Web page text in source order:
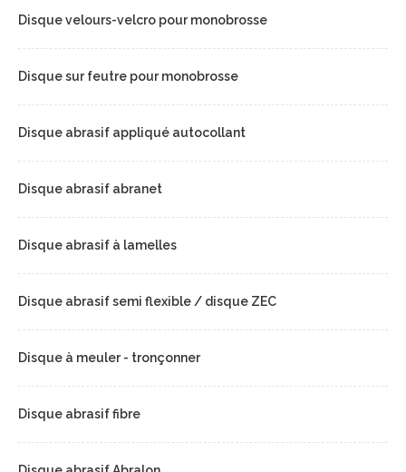
Disque velours-velcro pour monobrosse
Disque sur feutre pour monobrosse
Disque abrasif appliqué autocollant
Disque abrasif abranet
Disque abrasif à lamelles
Disque abrasif semi flexible / disque ZEC
Disque à meuler - tronçonner
Disque abrasif fibre